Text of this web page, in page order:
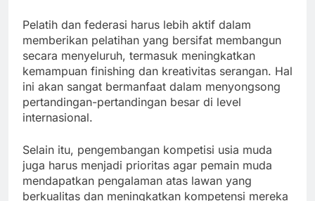
Pelatih dan federasi harus lebih aktif dalam
memberikan pelatihan yang bersifat membangun
secara menyeluruh, termasuk meningkatkan
kemampuan finishing dan kreativitas serangan. Hal
ini akan sangat bermanfaat dalam menyongsong
pertandingan-pertandingan besar di level
internasional.
Selain itu, pengembangan kompetisi usia muda
juga harus menjadi prioritas agar pemain muda
mendapatkan pengalaman atas lawan yang
berkualitas dan meningkatkan kompetensi mereka